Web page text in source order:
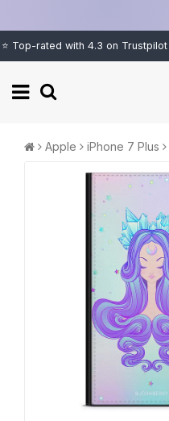
⭐ Top-rated with 4.3 on Trustpilot
Apple iPhone 7 Plus